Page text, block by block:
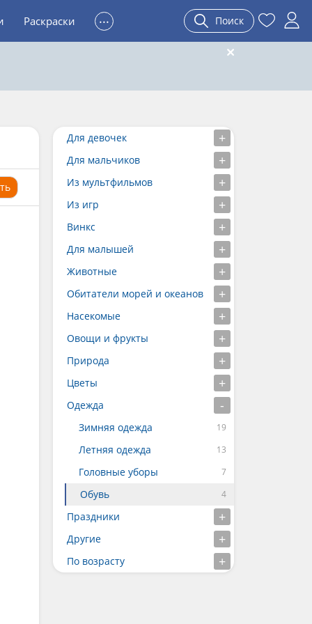
Раскраски ... Поиск
Для девочек
Для мальчиков
Из мультфильмов
Из игр
Винкс
Для малышей
Животные
Обитатели морей и океанов
Насекомые
Овощи и фрукты
Природа
Цветы
Одежда
Зимняя одежда
Летняя одежда
Головные уборы
Обувь
Праздники
Другие
По возрасту